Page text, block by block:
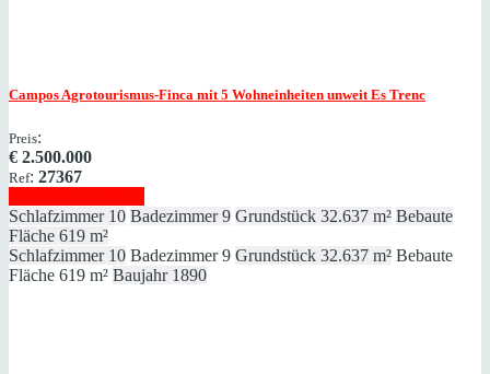
Campos Agrotourismus-Finca mit 5 Wohneinheiten unweit Es Trenc
Preis:
€ 2.500.000
Ref: 27367
Schlafzimmer 10 Badezimmer 9 Grundstück 32.637 m² Bebaute
Fläche 619 m²
Schlafzimmer 10 Badezimmer 9 Grundstück 32.637 m² Bebaute
Fläche 619 m² Baujahr 1890